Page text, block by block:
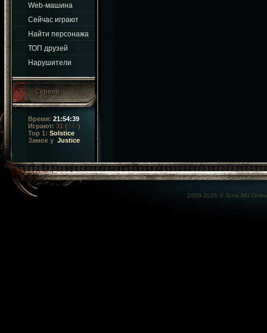
Web-машина
Сейчас играют
Найти персонажа
ТОП друзей
Нарушители
Сервер
Время: 21:54:40
Играют: 31 (247)
Top 1: Solstice
Замок у Justice
2009-2026 © Terra MU